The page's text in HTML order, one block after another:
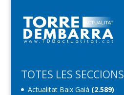
TOTES LES SECCIONS
Actualitat Baix Gaià (2.589)